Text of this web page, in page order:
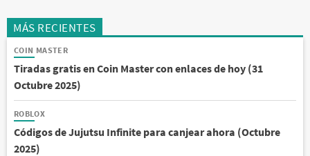
MÁS RECIENTES
COIN MASTER
Tiradas gratis en Coin Master con enlaces de hoy (31
Octubre 2025)
ROBLOX
Códigos de Jujutsu Infinite para canjear ahora (Octubre
2025)